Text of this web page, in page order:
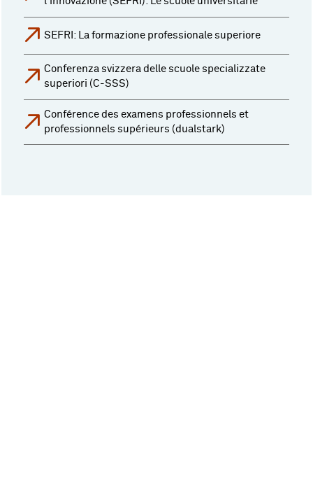
SEFRI: La formazione professionale superiore
Conferenza svizzera delle scuole specializzate
superiori (C-SSS)
Conférence des examens professionnels et
professionnels supérieurs (dualstark)